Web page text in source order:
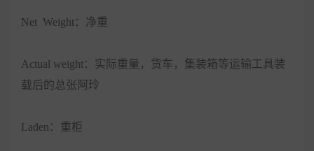
Net Weight：净重
Actual weight：实际重量，货车，集装箱等运输工具装
载后的总张阿玲
Laden ：重柜